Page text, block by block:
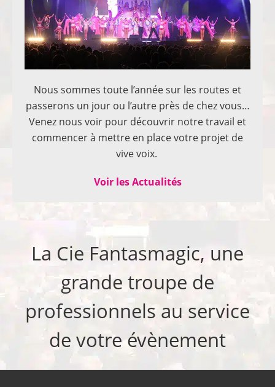
Nous sommes toute l’année sur les routes et
passerons un jour ou l’autre près de chez vous…
Venez nous voir pour découvrir notre travail et
commencer à mettre en place votre projet de
vive voix.
Voir les Actualités
La Cie Fantasmagic, une
grande troupe de
professionnels au service
de votre évènement